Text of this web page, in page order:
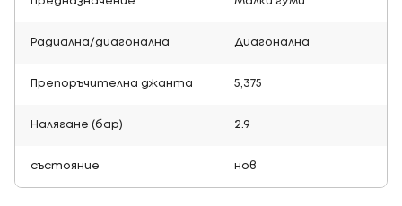
Радиална/диагонална Диагонална
Препоръчителна джанта 5,375
Налягане (бар) 2.9
състояние нов